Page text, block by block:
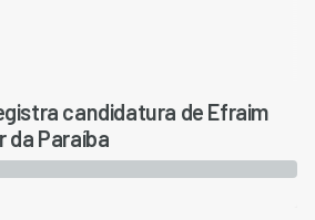
candidatura de Efraim
da Paraíba